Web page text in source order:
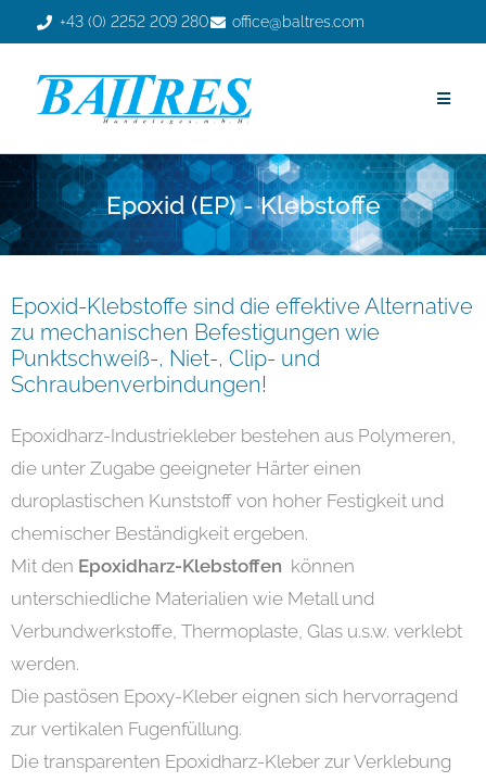
+43 (0) 2252 209 280 office@baltres.com
Epoxid (EP) - Klebstoffe
Epoxid-Klebstoffe sind die effektive Alternative
zu mechanischen Befestigungen wie
Punktschweiß-, Niet-, Clip- und
Schraubenverbindungen!
Epoxidharz-Industriekleber bestehen aus Polymeren,
die unter Zugabe geeigneter Härter einen
duroplastischen Kunststoff von hoher Festigkeit und
chemischer Beständigkeit ergeben.
Mit den Epoxidharz-Klebstoffen können
unterschiedliche Materialien wie Metall und
Verbundwerkstoffe, Thermoplaste, Glas u.s.w. verklebt
werden.
Die pastösen Epoxy-Kleber eignen sich hervorragend
zur vertikalen Fugenfüllung.
Die transparenten Epoxidharz-Kleber zur Verklebung